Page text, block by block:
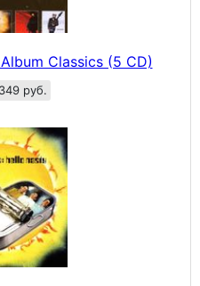
Classics (5 CD)
руб.